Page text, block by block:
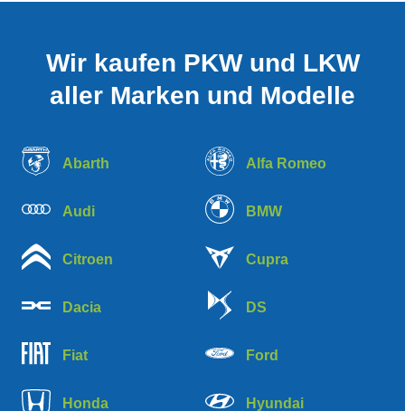
Wir kaufen PKW und LKW
aller Marken und Modelle
Abarth Alfa Romeo
Audi BMW
Citroen Cupra
Dacia DS
Fiat Ford
Honda Hyundai